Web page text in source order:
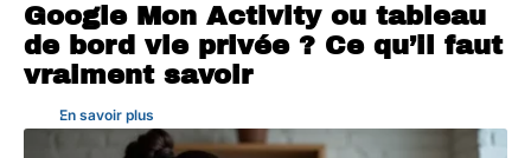
Google Mon Activity ou tableau
de bord vie privée ? Ce qu’il faut
vraiment savoir
En savoir plus